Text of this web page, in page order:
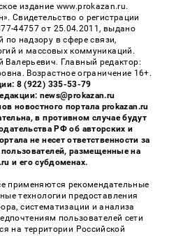
издание www.prokazan.ru.
Cвидетельство о регистрации
44757 от 25.04.2011, выдано
надзору в сфере связи,
и массовых коммуникаций.
Валерьевич. Главный редактор:
Возрастное ограничение 16+.
8 (922) 335-53-79
news@prokazan.ru
новостного портала prokazan.ru
в противном случае будут
РФ об авторских и
не несет ответственности за
размещенные на
и его субдоменах.
применяются рекомендательные
технологии предоставления
систематизации и анализа
пользователей сети
на территории Российской